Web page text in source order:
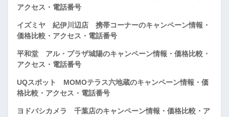
アクセス・電話番号
イズミヤ 紀伊川辺店 携帯コーナーのキャンペーン情報・
価格比較・アクセス・電話番号
平和堂 アル・プラザ城陽のキャンペーン情報・価格比較・
アクセス・電話番号
UQスポット MOMOテラス六地蔵のキャンペーン情報・価
格比較・アクセス・電話番号
ヨドバシカメラ 千葉店のキャンペーン情報・価格比較・ア